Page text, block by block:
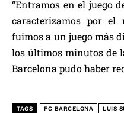
“Entramos en el juego
caracterizamos por
fuimos a un juego más
los últimos minutos de
Barcelona pudo haber
TAGS FC BARCELONA LUIS